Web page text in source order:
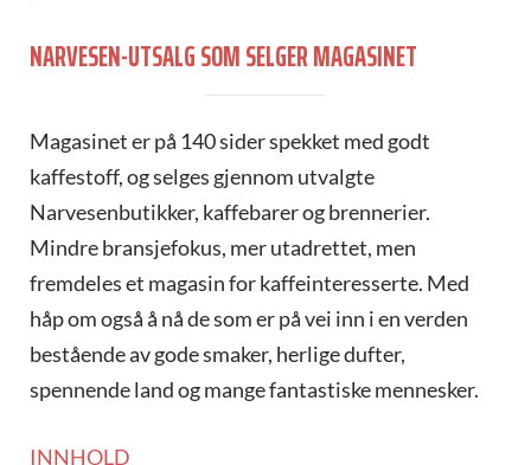
NARVESEN-UTSALG SOM SELGER MAGASINET
Magasinet er på 140 sider spekket med godt
kaffestoff, og selges gjennom utvalgte
Narvesenbutikker, kaffebarer og brennerier.
Mindre bransjefokus, mer utadrettet, men
fremdeles et magasin for kaffeinteresserte. Med
håp om også å nå de som er på vei inn i en verden
bestående av gode smaker, herlige dufter,
spennende land og mange fantastiske mennesker.
INNHOLD